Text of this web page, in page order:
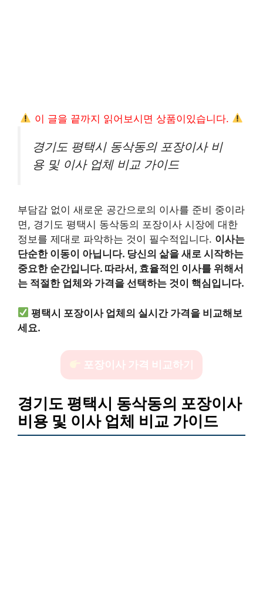
이 글을 끝까지 읽어보시면 상품이있습니다.
경기도 평택시 동삭동의 포장이사 비
용 및 이사 업체 비교 가이드
부담감 없이 새로운 공간으로의 이사를 준비 중이라
면, 경기도 평택시 동삭동의 포장이사 시장에 대한
정보를 제대로 파악하는 것이 필수적입니다. 이사는
단순한 이동이 아닙니다. 당신의 삶을 새로 시작하는
중요한 순간입니다. 따라서, 효율적인 이사를 위해서
는 적절한 업체와 가격을 선택하는 것이 핵심입니다.
평택시 포장이사 업체의 실시간 가격을 비교해보
세요.
포장이사 가격 비교하기
경기도 평택시 동삭동의 포장이사
비용 및 이사 업체 비교 가이드